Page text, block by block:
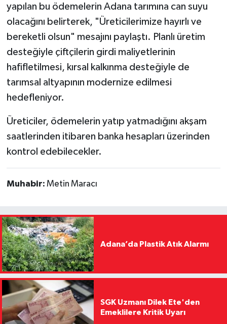
yapılan bu ödemelerin Adana tarımına can suyu
olacağını belirterek, "Üreticilerimize hayırlı ve
bereketli olsun" mesajını paylaştı. Planlı üretim
desteğiyle çiftçilerin girdi maliyetlerinin
hafifletilmesi, kırsal kalkınma desteğiyle de
tarımsal altyapının modernize edilmesi
hedefleniyor.
Üreticiler, ödemelerin yatıp yatmadığını akşam
saatlerinden itibaren banka hesapları üzerinden
kontrol edebilecekler.
Muhabir: Metin Maracı
Adana’da Plastik Atık Alarmı
SGK Uzmanı Dilek Ete'den
Emeklilere Kritik Uyarı